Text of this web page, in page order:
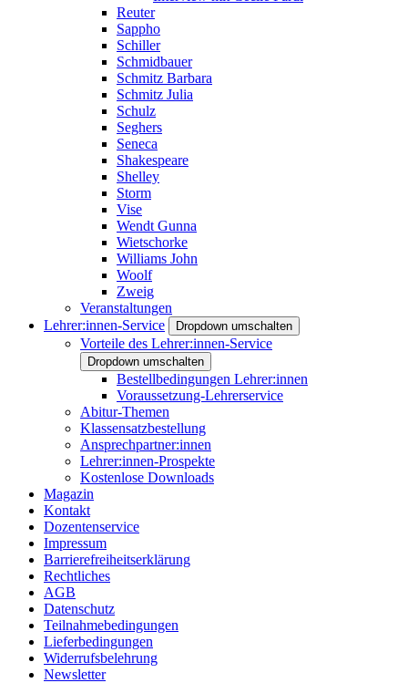
Reuter
Sappho
Schiller
Schmidbauer
Schmitz Barbara
Schmitz Julia
Schulz
Seghers
Seneca
Shakespeare
Shelley
Storm
Vise
Wendt Gunna
Wietschorke
Williams John
Woolf
Zweig
Veranstaltungen
Lehrer:innen-Service
Dropdown umschalten
Vorteile des Lehrer:innen-Service
Dropdown umschalten
Bestellbedingungen Lehrer:innen
Voraussetzung-Lehrerservice
Abitur-Themen
Klassensatzbestellung
Ansprechpartner:innen
Lehrer:innen-Prospekte
Kostenlose Downloads
Magazin
Kontakt
Dozentenservice
Impressum
Barrierefreiheitserklärung
Rechtliches
AGB
Datenschutz
Teilnahmebedingungen
Lieferbedingungen
Widerrufsbelehrung
Newsletter